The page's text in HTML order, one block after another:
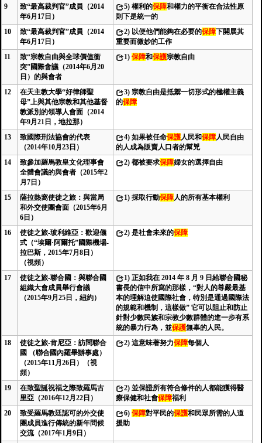
9
致“最高裁判官”成員（2014
年6月17日）
5) 權利的保障和權力的平衡在合法性原
則下是統一的
10
致“最高裁判官”成員（2014
年6月17日）
2) 以便他們能夠在必要的保障下開展其
重要而微妙的工作
11
致“宗教自由與全球價值衝
突”國際會議（2014年6月20
日）的與會者
1) 保障和保護宗教自由
12
在天主教大學“好律師聖
母”上與其他宗教和其他基督
教派別的領導人會面（2014
年9月21日，地拉那）
3) 宗教自由是抵禦一切形式的極權主義
的保障
13
致國際刑法協會的代表
（2014年10月23日）
4) 如果被任命保護人民和保障人民自由
的人成為販賣人口者的幫兇
14
致參加羅馬教皇文化理事會
全體會議的與會者（2015年2
月7日）
2) 都被要求保障婦女的選擇自由
15
薩拉熱窩使徒之旅：與當局
和外交使團會面（2015年6月
6日）
1) 採取行動保障人的所有基本權利
16
使徒之旅-玻利維亞：歡迎儀
式（“埃爾·阿爾托”國際機場-
拉巴斯，2015年7月8日）
（視頻）
2) 是社會未來的保障
17
使徒之旅-聯合國：與聯合國
組織大會成員舉行會議
（2015年9月25日，紐約）
1) 正如我在 2014 年 8 月 9 日給聯合國秘
書長的信中所寫的那樣，“對人的尊嚴最基
本的理解迫使國際社會，特別是通過國際法
的規範和機制，這樣做” 它可以阻止和防止
針對少數民族和宗教少數群體的進一步有系
統的暴力行為，並保護無辜的人民。
18
使徒之旅-肯尼亞：訪問聯合
國 （聯合國內羅畢辦事處）
（2015年11月26日）（視
頻）
2) 這意味著努力保障每個人
19
在致聖誕祝福之際致羅馬古
里亞（2016年12月22日）
2) 並保證所有符合條件的人都能獲得醫
療保健和社會保障福利
20
致受羅馬教廷認可的外交使
團成員進行傳統的新年問候
交流（2017年1月9日）
6) 保障對平民的保護和民眾所需的人道
援助